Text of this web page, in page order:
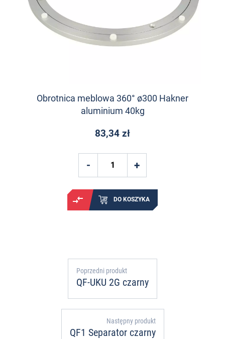
Obrotnica meblowa 360° ø300 Hakner
aluminium 40kg
83,34 zł
DO KOSZYKA
Poprzedni produkt
QF-UKU 2G czarny
Następny produkt
QF1 Separator czarny